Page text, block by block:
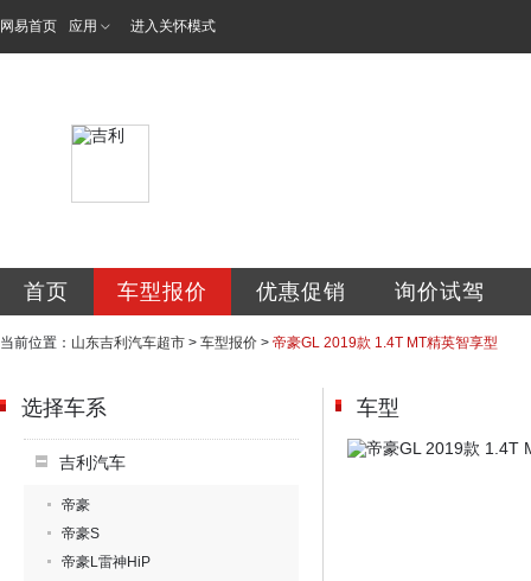
网易首页 应用 进入关怀模式
首页 车型报价 优惠促销 询价试驾
当前位置： 山东吉利汽车超市 > 车型报价 > 帝豪GL 2019款 1.4T MT精英智享型
选择车系
吉利汽车
帝豪
帝豪S
帝豪L雷神HiP
车型